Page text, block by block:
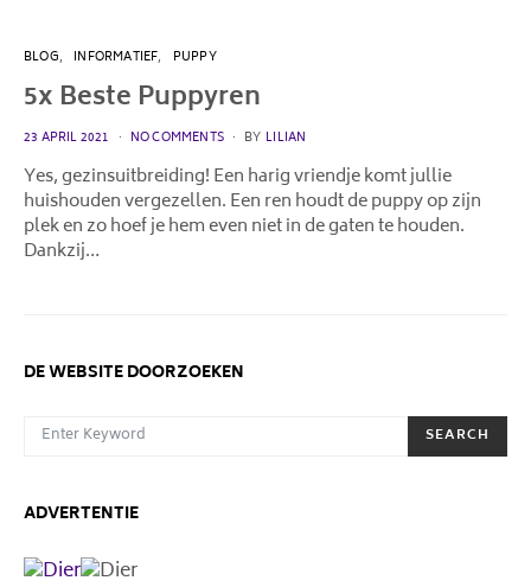
BLOG INFORMATIEF PUPPY
5x Beste Puppyren
POSTED
23 APRIL 2021 NO COMMENTS BY LILIAN
Yes, gezinsuitbreiding! Een harig vriendje komt jullie
huishouden vergezellen. Een ren houdt de puppy op zijn
plek en zo hoef je hem even niet in de gaten te houden.
Dankzij…
DE WEBSITE DOORZOEKEN
SEARCH FOR:
SEARCH
ADVERTENTIE